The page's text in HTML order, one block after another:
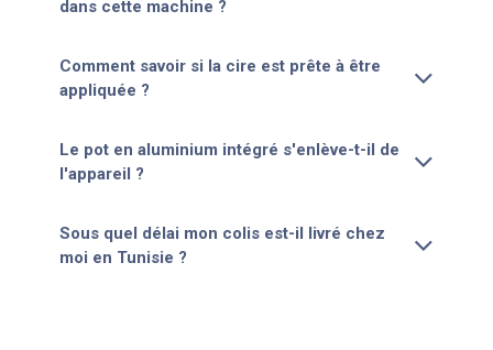
dans cette machine ?
Comment savoir si la cire est prête à être
appliquée ?
Le pot en aluminium intégré s'enlève-t-il de
l'appareil ?
Sous quel délai mon colis est-il livré chez
moi en Tunisie ?